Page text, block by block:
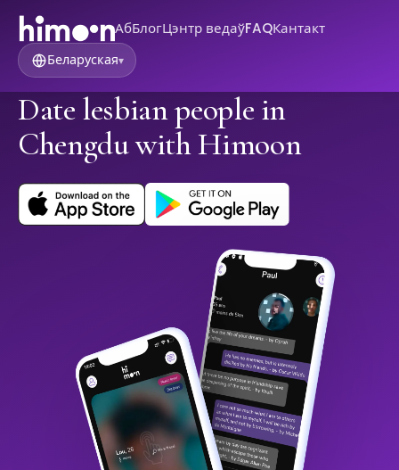
АбБлогЦэнтр ведаўFAQКантакт
Беларуская▾
Date lesbian people in
Chengdu with Himoon